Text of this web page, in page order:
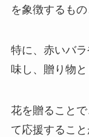
を象徴するも
特に、赤いバ
味し、贈り物と
花を贈ること
て応援すること